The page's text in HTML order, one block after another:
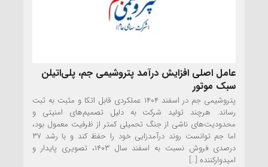
عامل اصلی افزایش درآمد پتروشیمی جم، پلی‌اتیلن
سبک موتور
پتروشیمی جم در اسفند ۱۴۰۴ عملکردی قابل اتکا و مثبت به ثبت
رساند. هرچند تولید شرکت به ‌دلیل تصمیم‌های امنیتی و
محدودیت‌های ناشی از جنگ تحمیلی کمتر از ظرفیت معمول بود،
اما جم توانست روند درآمدزایی خود را حفظ کند و با رشد ۳۷
درصدی فروش نسبت به اسفند سال ۱۴۰۳، تصویری پایدار و
امیدوارکننده […]